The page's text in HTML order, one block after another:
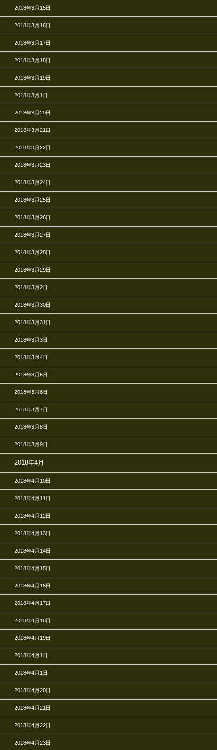
2018年3月15日
2018年3月16日
2018年3月17日
2018年3月18日
2018年3月19日
2018年3月1日
2018年3月20日
2018年3月21日
2018年3月22日
2018年3月23日
2018年3月24日
2018年3月25日
2018年3月26日
2018年3月27日
2018年3月28日
2018年3月29日
2018年3月2日
2018年3月30日
2018年3月31日
2018年3月3日
2018年3月4日
2018年3月5日
2018年3月6日
2018年3月7日
2018年3月8日
2018年3月9日
2018年4月
2018年4月10日
2018年4月11日
2018年4月12日
2018年4月13日
2018年4月14日
2018年4月15日
2018年4月16日
2018年4月17日
2018年4月18日
2018年4月19日
2018年4月1日
2018年4月1日
2018年4月20日
2018年4月21日
2018年4月22日
2018年4月23日